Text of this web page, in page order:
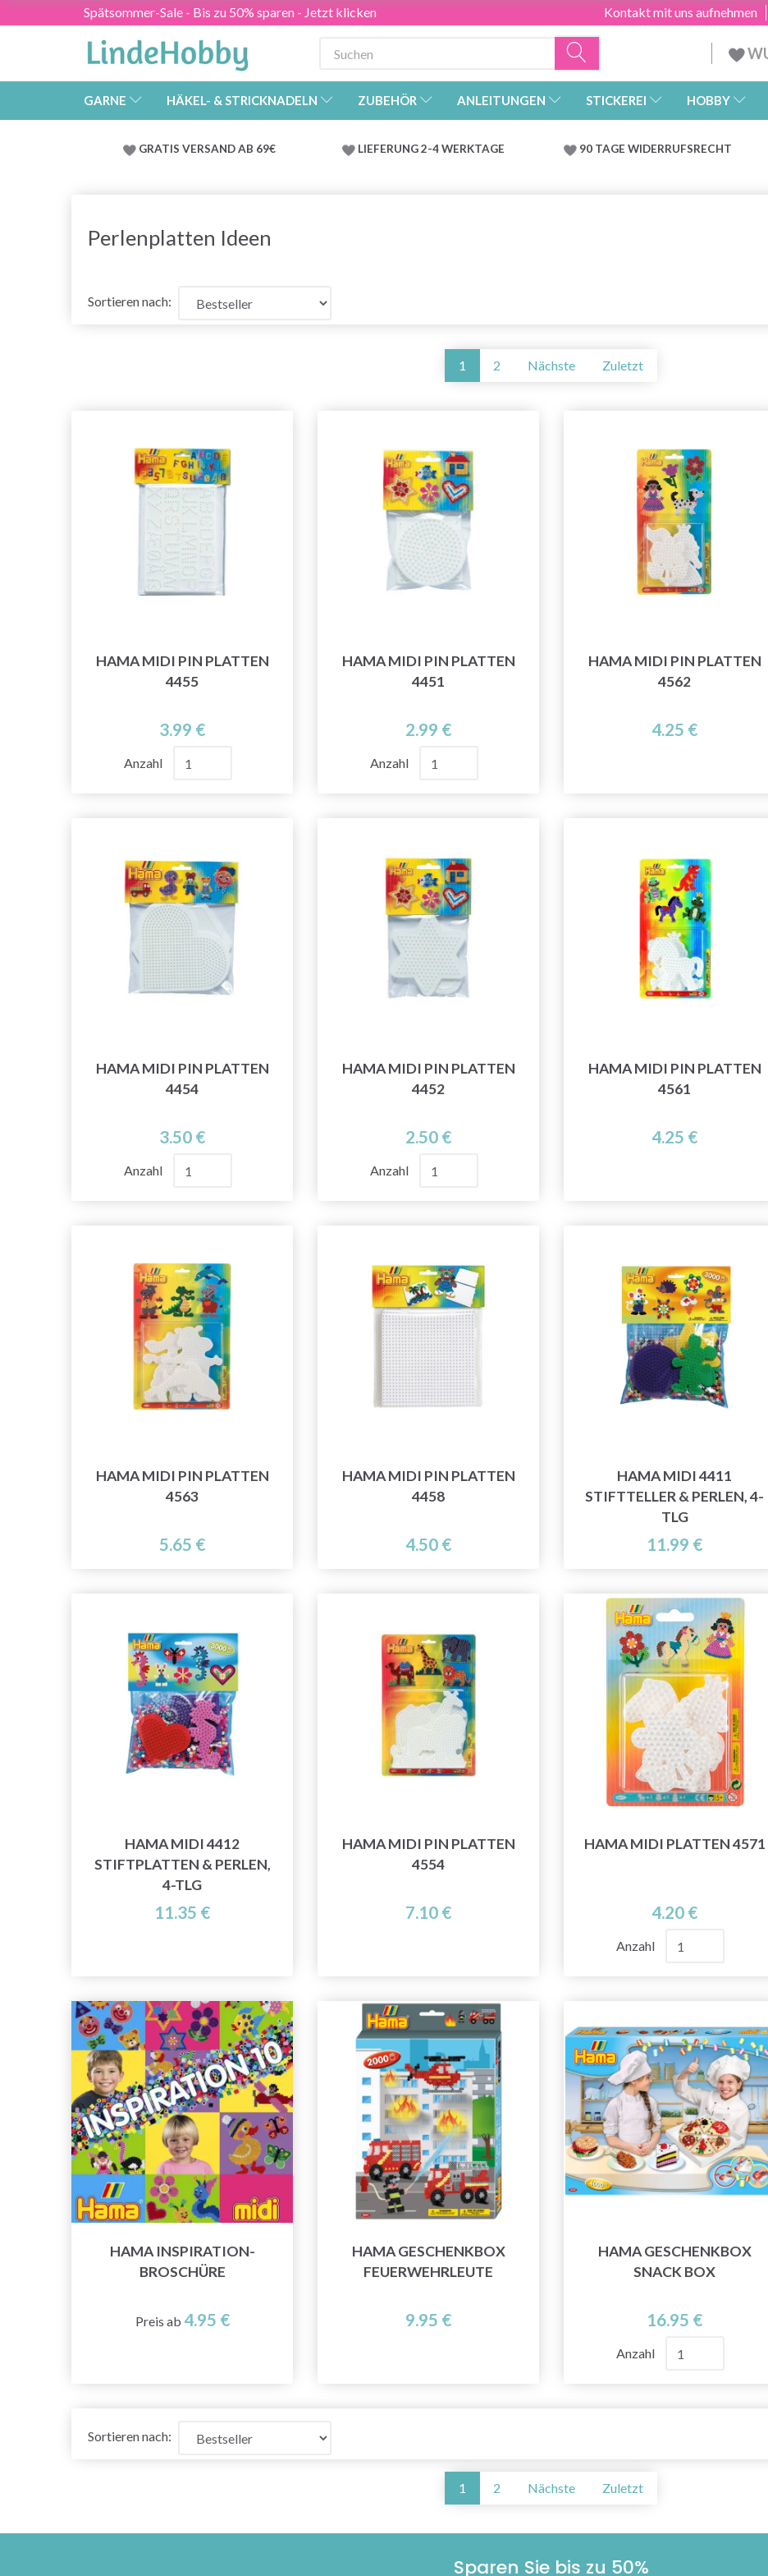
Spätsommer-Sale - Bis zu 50% sparen - Jetzt klicken Kontakt mit uns aufnehmen
GARNE HÄKEL- & STRICKNADELN ZUBEHÖR ANLEITUNGEN STICKEREI HOBBY
GRATIS VERSAND AB 69€ LIEFERUNG 2-4 WERKTAGE 90 TAGE WIDERRUFSRECHT
Perlenplatten Ideen
Sortieren nach:
1 2 Nächste Zuletzt
HAMA MIDI PIN PLATTEN
4455
3.99 €
Anzahl
HAMA MIDI PIN PLATTEN
4451
2.99 €
Anzahl
HAMA MIDI PIN PLATTEN
4562
4.25 €
HAMA MIDI PIN PLATTEN
4454
3.50 €
Anzahl
HAMA MIDI PIN PLATTEN
4452
2.50 €
Anzahl
HAMA MIDI PIN PLATTEN
4561
4.25 €
HAMA MIDI PIN PLATTEN
4563
5.65 €
HAMA MIDI PIN PLATTEN
4458
4.50 €
HAMA MIDI 4411
STIFTTELLER & PERLEN, 4-
TLG
11.99 €
HAMA MIDI 4412
STIFTPLATTEN & PERLEN,
4-TLG
11.35 €
HAMA MIDI PIN PLATTEN
4554
7.10 €
HAMA MIDI PLATTEN 4571
4.20 €
Anzahl
HAMA INSPIRATION-
BROSCHÜRE
Preis ab 4.95 €
HAMA GESCHENKBOX
FEUERWEHRLEUTE
9.95 €
HAMA GESCHENKBOX
SNACK BOX
16.95 €
Anzahl
Sortieren nach:
1 2 Nächste Zuletzt
Sparen Sie bis zu 50%